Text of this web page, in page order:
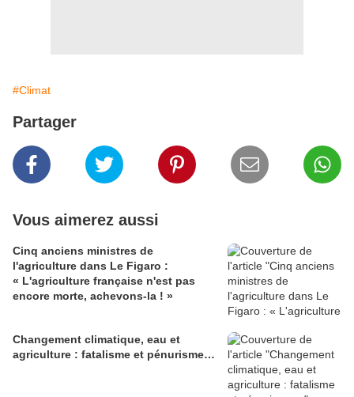
#Climat
Partager
Vous aimerez aussi
Cinq anciens ministres de
l'agriculture dans Le Figaro :
« L'agriculture française n'est pas
encore morte, achevons-la ! »
Changement climatique, eau et
agriculture : fatalisme et pénurisme…